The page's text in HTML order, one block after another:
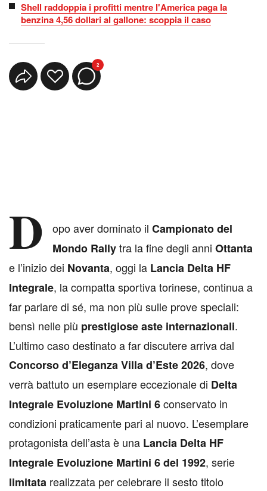
Shell raddoppia i profitti mentre l'America paga la
benzina 4,56 dollari al gallone: scoppia il caso
2
D opo aver dominato il Campionato del
Mondo Rallytra la fine degli anni Ottanta
e l’inizio dei Novanta, oggi la Lancia Delta HF
Integrale, la compatta sportiva torinese, continua a
far parlare di sé, ma non più sulle prove speciali:
bensì nelle più prestigiose aste internazionali.
L’ultimo caso destinato a far discutere arriva dal
Concorso d’Eleganza Villa d’Este 2026, dove
verrà battuto un esemplare eccezionale di Delta
Integrale Evoluzione Martini 6conservato in
condizioni praticamente pari al nuovo. L’esemplare
protagonista dell’asta è una Lancia Delta HF
Integrale Evoluzione Martini 6 del 1992, serie
limitata realizzata per celebrare il sesto titolo